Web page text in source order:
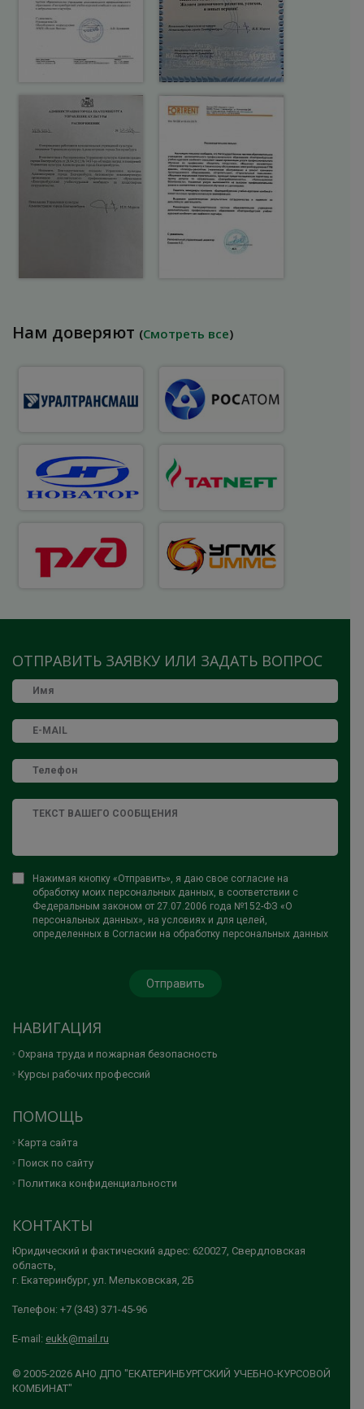
Нам доверяют (Смотреть все)
ОТПРАВИТЬ ЗАЯВКУ ИЛИ ЗАДАТЬ ВОПРОС
Нажимая кнопку «Отправить», я даю свое согласие на
обработку моих персональных данных, в соответствии с
Федеральным законом от 27.07.2006 года №152-ФЗ «О
персональных данных», на условиях и для целей,
определенных в Согласии на обработку персональных данных
НАВИГАЦИЯ
Охрана труда и пожарная безопасность
Курсы рабочих профессий
ПОМОЩЬ
Карта сайта
Поиск по сайту
Политика конфиденциальности
КОНТАКТЫ
Юридический и фактический адрес: 620027, Свердловская
область,
г. Екатеринбург, ул. Мельковская, 2Б
Телефон: +7 (343) 371-45-96
E-mail: eukk@mail.ru
© 2005-2026 АНО ДПО "ЕКАТЕРИНБУРГСКИЙ УЧЕБНО-КУРСОВОЙ
КОМБИНАТ"